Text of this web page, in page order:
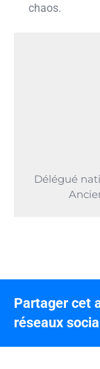
chaos.
Délégué
Partager cet
réseaux